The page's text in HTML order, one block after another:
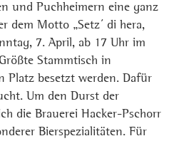
und Puchheimern eine ganz
dem Motto „Setz´ di hera,
7. April, ab 17 Uhr im
Stammtisch in
Platz besetzt werden. Dafür
Um den Durst der
die Brauerei Hacker-Pschorr
Bierspezialitäten. Für